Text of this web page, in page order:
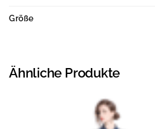
Größe
Ähnliche Produkte